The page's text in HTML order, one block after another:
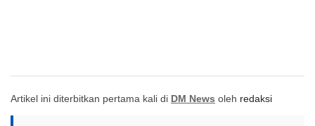
Artikel ini diterbitkan pertama kali di DM News oleh redaksi